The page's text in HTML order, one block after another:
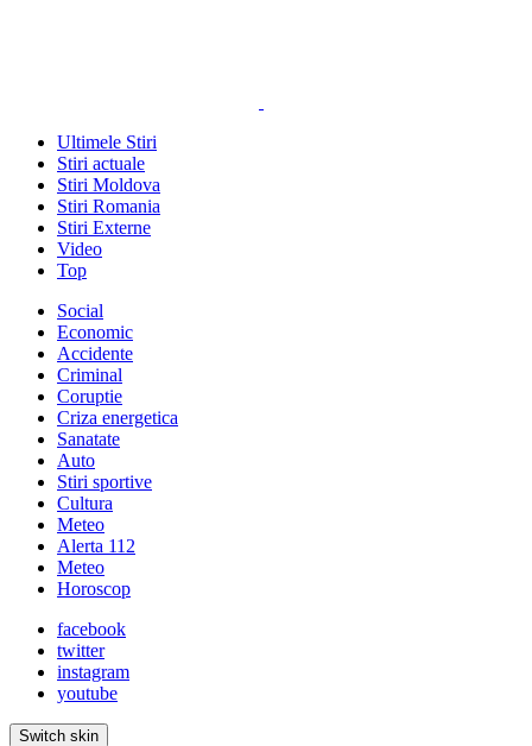
Ultimele Stiri
Stiri actuale
Stiri Moldova
Stiri Romania
Stiri Externe
Video
Top
Social
Economic
Accidente
Criminal
Coruptie
Criza energetica
Sanatate
Auto
Stiri sportive
Cultura
Meteo
Alerta 112
Meteo
Horoscop
facebook
twitter
instagram
youtube
Switch skin